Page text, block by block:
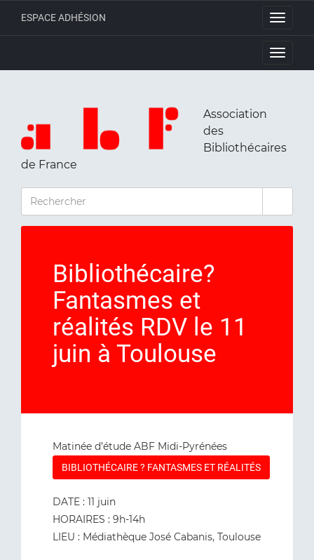
Toggle
ESPACE ADHÉSION
Toggle
Association
des
Bibliothécaires
de France
RECHERCHER
Bibliothécaire?
Fantasmes et
réalités RDV le 11
juin à Toulouse
Matinée d’étude ABF Midi-Pyrénées
BIBLIOTHÉCAIRE ? FANTASMES ET RÉALITÉS
DATE : 11 juin
HORAIRES : 9h-14h
LIEU : Médiathèque José Cabanis, Toulouse